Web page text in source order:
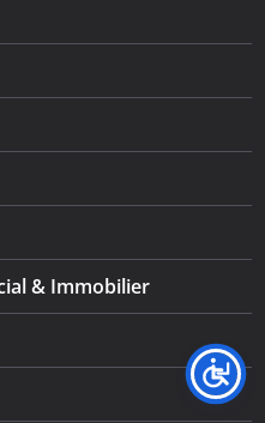
& Immobilier